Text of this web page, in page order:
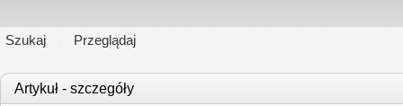
Szukaj Przeglądaj
Artykuł - szczegóły